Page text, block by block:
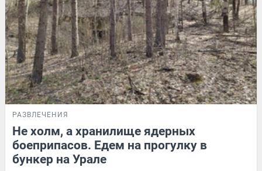
РАЗВЛЕЧЕНИЯ
Не холм, а хранилище ядерных
боеприпасов. Едем на прогулку в
бункер на Урале